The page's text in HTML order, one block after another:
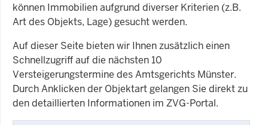
können Immobilien aufgrund diverser Kriterien (z.B.
Art des Objekts, Lage) gesucht werden.
Auf dieser Seite bieten wir Ihnen zusätzlich einen
Schnellzugriff auf die nächsten 10
Versteigerungstermine des Amtsgerichts Münster.
Durch Anklicken der Objektart gelangen Sie direkt zu
den detaillierten Informationen im ZVG-Portal.